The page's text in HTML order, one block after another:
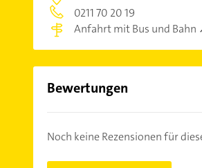
0211 70 20 19
Anfahrt mit Bus und Bahn
Bewertungen
Noch keine Rezensionen für